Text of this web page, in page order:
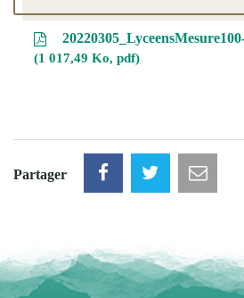
1 017,49 Ko, pdf
Partager